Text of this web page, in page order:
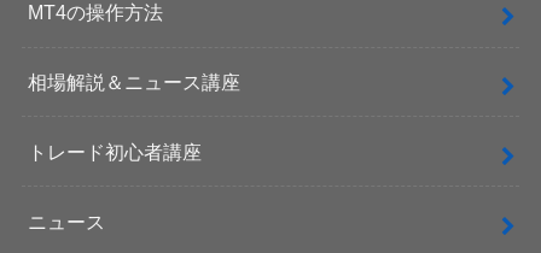
MT4の操作方法
相場解説＆ニュース講座
トレード初心者講座
ニュース